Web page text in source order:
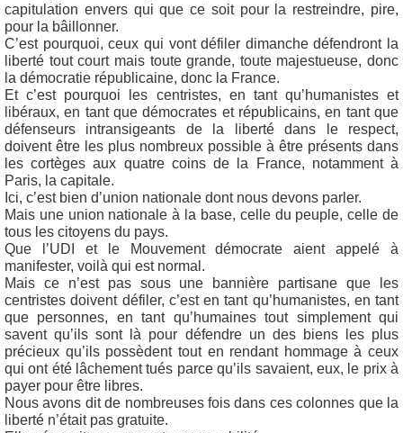
capitulation envers qui que ce soit pour la restreindre, pire,
pour la bâillonner.
C’est pourquoi, ceux qui vont défiler dimanche défendront la
liberté tout court mais toute grande, toute majestueuse, donc
la démocratie républicaine, donc la France.
Et c’est pourquoi les centristes, en tant qu’humanistes et
libéraux, en tant que démocrates et républicains, en tant que
défenseurs intransigeants de la liberté dans le respect,
doivent être les plus nombreux possible à être présents dans
les cortèges aux quatre coins de la France, notamment à
Paris, la capitale.
Ici, c’est bien d’union nationale dont nous devons parler.
Mais une union nationale à la base, celle du peuple, celle de
tous les citoyens du pays.
Que l’UDI et le Mouvement démocrate aient appelé à
manifester, voilà qui est normal.
Mais ce n’est pas sous une bannière partisane que les
centristes doivent défiler, c’est en tant qu’humanistes, en tant
que personnes, en tant qu’humaines tout simplement qui
savent qu’ils sont là pour défendre un des biens les plus
précieux qu’ils possèdent tout en rendant hommage à ceux
qui ont été lâchement tués parce qu’ils savaient, eux, le prix à
payer pour être libres.
Nous avons dit de nombreuses fois dans ces colonnes que la
liberté n’était pas gratuite.